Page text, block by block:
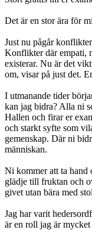
Det är en stor ära för
Just nu pågår
Konflikter där empati,
existerar. Nu är det
om, visar på just det.
I utmanande tider
kan jag bidra? Alla ni
Hallen och firar er
och starkt syfte som
gemenskap. Där ni
människan.
Ni kommer att ta hand
glädje till fruktan och
givet utan bära med
Jag har varit
är en roll jag är